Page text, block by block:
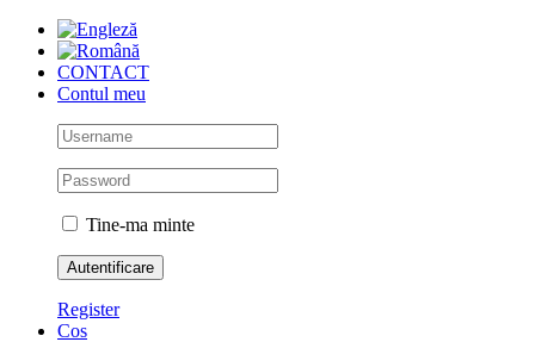
Skip
contentCONTACT
Contul meu
Tine-ma minte
Register
Cos